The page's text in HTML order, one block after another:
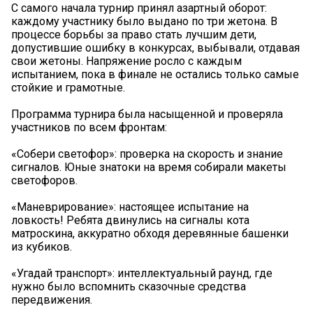
С самого начала турнир принял азартный оборот:
каждому участнику было выдано по три жетона. В
процессе борьбы за право стать лучшим дети,
допустившие ошибку в конкурсах, выбывали, отдавая
свои жетоны. Напряжение росло с каждым
испытанием, пока в финале не остались только самые
стойкие и грамотные.
Программа турнира была насыщенной и проверяла
участников по всем фронтам:
«Собери светофор»: проверка на скорость и знание
сигналов. Юные знатоки на время собирали макеты
светофоров.
«Маневрирование»: настоящее испытание на
ловкость! Ребята двинулись на сигналы кота
матроскина, аккуратно обходя деревянные башенки
из кубиков.
«Угадай транспорт»: интеллектуальный раунд, где
нужно было вспомнить сказочные средства
передвижения.